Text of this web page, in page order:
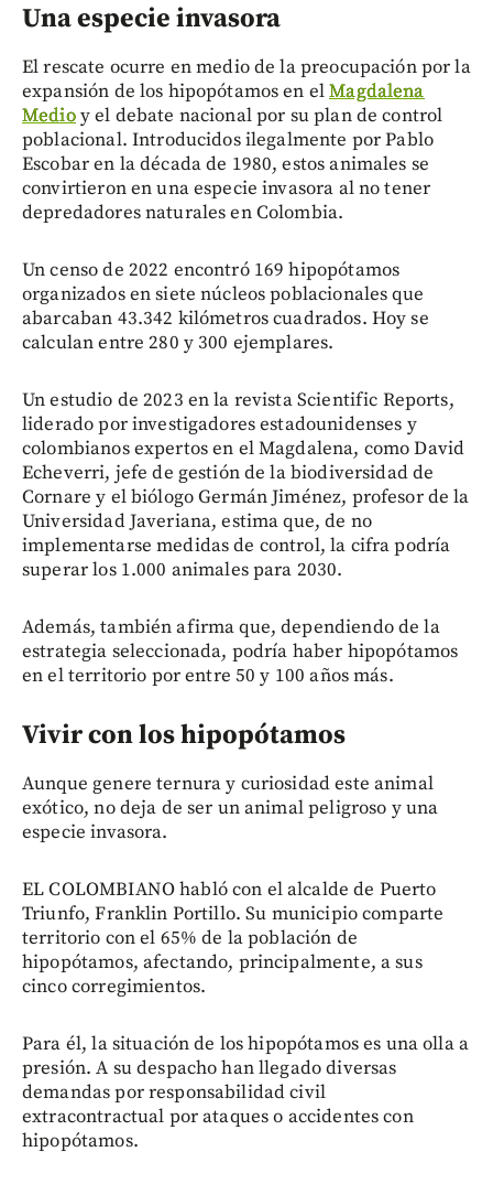
Una especie invasora
El rescate ocurre en medio de la preocupación por la
expansión de los hipopótamos en elMagdalena
Medioy el debate nacional por su plan de control
poblacional. Introducidos ilegalmente por Pablo
Escobar en la década de 1980, estos animales se
convirtieron en una especie invasora al no tener
depredadores naturales en Colombia.
Un censo de 2022 encontró 169 hipopótamos
organizados en siete núcleos poblacionales que
abarcaban 43.342 kilómetros cuadrados. Hoy se
calculan entre 280 y 300 ejemplares.
Un estudio de 2023 en la revista Scientific Reports,
liderado por investigadores estadounidenses y
colombianos expertos en el Magdalena, como David
Echeverri, jefe de gestión de la biodiversidad de
Cornare y el biólogo Germán Jiménez, profesor de la
Universidad Javeriana, estima que, de no
implementarse medidas de control, la cifra podría
superar los 1.000 animales para 2030.
Además, también afirma que, dependiendo de la
estrategia seleccionada, podría haber hipopótamos
en el territorio por entre 50 y 100 años más.
Vivir con los hipopótamos
Aunque genere ternura y curiosidad este animal
exótico, no deja de ser un animal peligroso y una
especie invasora.
EL COLOMBIANO habló con el alcalde de Puerto
Triunfo, Franklin Portillo. Su municipio comparte
territorio con el 65% de la población de
hipopótamos, afectando, principalmente, a sus
cinco corregimientos.
Para él, la situación de los hipopótamos es una olla a
presión. A su despacho han llegado diversas
demandas por responsabilidad civil
extracontractual por ataques o accidentes con
hipopótamos.